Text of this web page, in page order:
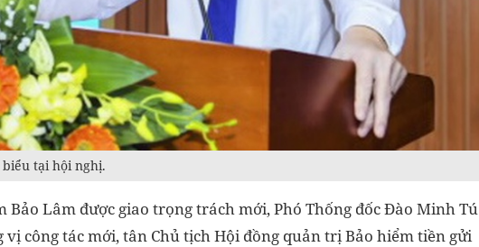
tại hội nghị.
Bảo Lâm được giao trọng trách mới, Phó Thống đốc Đào Minh Tú
công tác mới, tân Chủ tịch Hội đồng quản trị Bảo hiểm tiền gửi